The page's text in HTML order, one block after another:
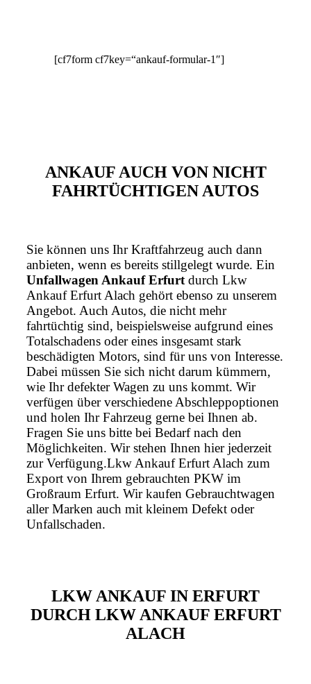
[cf7form cf7key=“ankauf-formular-1″]
ANKAUF AUCH VON NICHT
FAHRTÜCHTIGEN AUTOS
Sie können uns Ihr Kraftfahrzeug auch dann
anbieten, wenn es bereits stillgelegt wurde. Ein
Unfallwagen Ankauf Erfurt durch Lkw
Ankauf Erfurt Alach gehört ebenso zu unserem
Angebot. Auch Autos, die nicht mehr
fahrtüchtig sind, beispielsweise aufgrund eines
Totalschadens oder eines insgesamt stark
beschädigten Motors, sind für uns von Interesse.
Dabei müssen Sie sich nicht darum kümmern,
wie Ihr defekter Wagen zu uns kommt. Wir
verfügen über verschiedene Abschleppoptionen
und holen Ihr Fahrzeug gerne bei Ihnen ab.
Fragen Sie uns bitte bei Bedarf nach den
Möglichkeiten. Wir stehen Ihnen hier jederzeit
zur Verfügung.Lkw Ankauf Erfurt Alach zum
Export von Ihrem gebrauchten PKW im
Großraum Erfurt. Wir kaufen Gebrauchtwagen
aller Marken auch mit kleinem Defekt oder
Unfallschaden.
LKW ANKAUF IN ERFURT
DURCH LKW ANKAUF ERFURT
ALACH